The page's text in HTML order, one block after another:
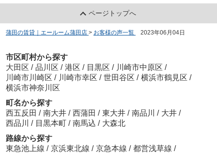
ページトップへ
蒲田の賃貸｜エールーム蒲田店 > お客様の声一覧 2023年06月04日
市区町村から探す
大田区 / 品川区 / 港区 / 目黒区 / 川崎市中原区 /
川崎市川崎区 / 川崎市幸区 / 世田谷区 / 横浜市鶴見区 /
横浜市神奈川区
町名から探す
西五反田 / 南大井 / 西蒲田 / 東大井 / 南品川 / 大井 /
西品川 / 目黒本町 / 南馬込 / 大森北
路線から探す
東急池上線 / 京浜東北線 / 京急本線 / 都営浅草線 /